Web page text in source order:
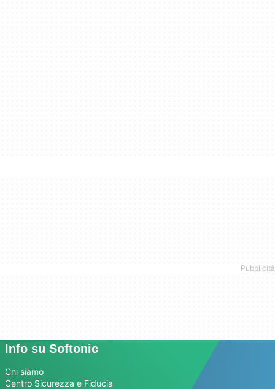
Info su Softonic
Chi siamo
Centro Sicurezza e Fiducia